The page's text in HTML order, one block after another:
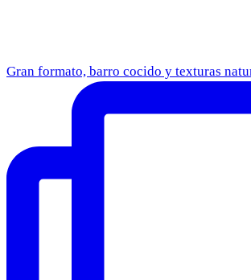
Gran formato, barro cocido y texturas